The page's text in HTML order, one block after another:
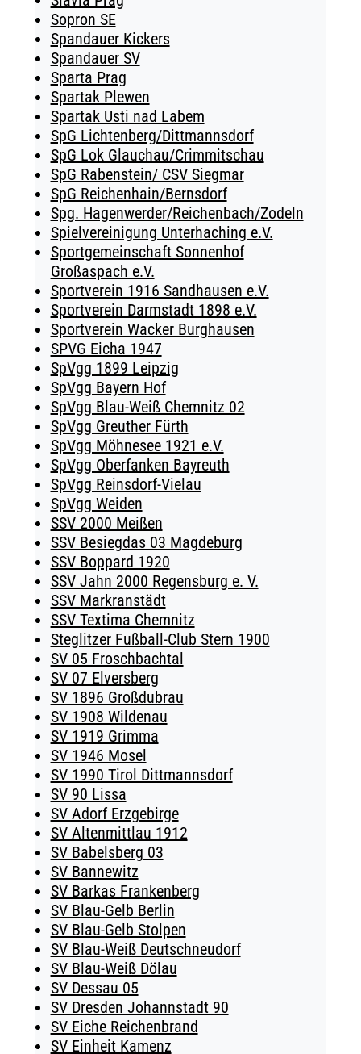
Sopron SE
Spandauer Kickers
Spandauer SV
Sparta Prag
Spartak Plewen
Spartak Usti nad Labem
SpG Lichtenberg/Dittmannsdorf
SpG Lok Glauchau/Crimmitschau
SpG Rabenstein/ CSV Siegmar
SpG Reichenhain/Bernsdorf
Spg. Hagenwerder/Reichenbach/Zodeln
Spielvereinigung Unterhaching e.V.
Sportgemeinschaft Sonnenhof
Großaspach e.V.
Sportverein 1916 Sandhausen e.V.
Sportverein Darmstadt 1898 e.V.
Sportverein Wacker Burghausen
SPVG Eicha 1947
SpVgg 1899 Leipzig
SpVgg Bayern Hof
SpVgg Blau-Weiß Chemnitz 02
SpVgg Greuther Fürth
SpVgg Möhnesee 1921 e.V.
SpVgg Oberfanken Bayreuth
SpVgg Reinsdorf-Vielau
SpVgg Weiden
SSV 2000 Meißen
SSV Besiegdas 03 Magdeburg
SSV Boppard 1920
SSV Jahn 2000 Regensburg e. V.
SSV Markranstädt
SSV Textima Chemnitz
Steglitzer Fußball-Club Stern 1900
SV 05 Froschbachtal
SV 07 Elversberg
SV 1896 Großdubrau
SV 1908 Wildenau
SV 1919 Grimma
SV 1946 Mosel
SV 1990 Tirol Dittmannsdorf
SV 90 Lissa
SV Adorf Erzgebirge
SV Altenmittlau 1912
SV Babelsberg 03
SV Bannewitz
SV Barkas Frankenberg
SV Blau-Gelb Berlin
SV Blau-Gelb Stolpen
SV Blau-Weiß Deutschneudorf
SV Blau-Weiß Dölau
SV Dessau 05
SV Dresden Johannstadt 90
SV Eiche Reichenbrand
SV Einheit Kamenz